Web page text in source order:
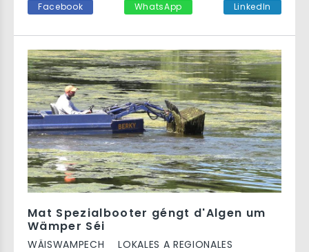
Mat Spezialbooter géngt d'Algen um
Wämper Séi
WÄISWAMPECH LOKALES A REGIONALES
Facebook WhatsApp LinkedIn